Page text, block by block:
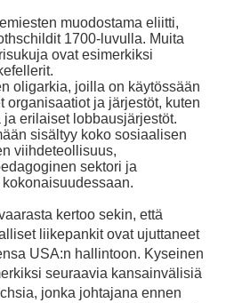
muodostama eliitti,
1700-luvulla. Muita
ovat esimerkiksi
oligarkia, joilla on käytössään
organisaatiot ja järjestöt, kuten
ja erilaiset lobbausjärjestöt.
sisältyy koko sosiaalisen
viihdeteollisuus,
sektori ja
kertoo sekin, että
liikepankit ovat ujuttaneet
USA:n hallintoon. Kyseinen
seuraavia kansainvälisiä
jonka johtajana ennen